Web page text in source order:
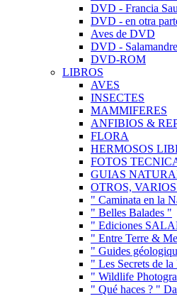
DVD - Francia
DVD - en otra
Aves de DVD
DVD - Salamandre
DVD-ROM
LIBROS
AVES
INSECTES
MAMMIFERES
ANFIBIOS &
FLORA
HERMOSOS
FOTOS
GUIAS
OTROS,
" Caminata en la
" Belles Balades "
" Ediciones
" Entre Terre &
" Guides
" Les Secrets de
" Wildlife
" Qué haces ? "